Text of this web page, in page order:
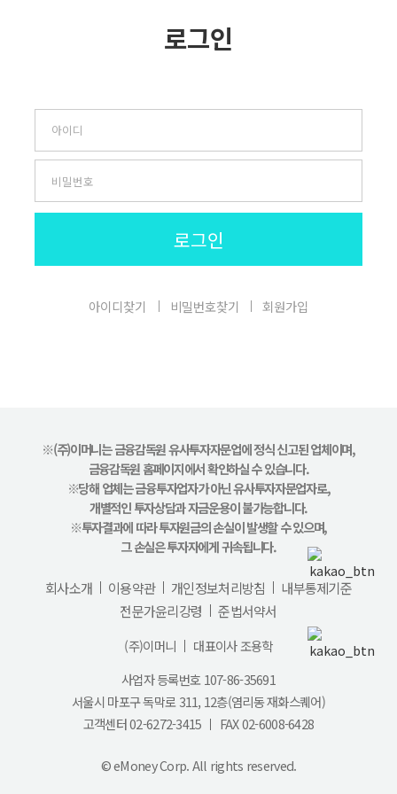
로그인
로그인
아이디찾기 비밀번호찾기 회원가입
※(주)이머니는 금융감독원 유사투자자문업에 정식 신고된 업체이며,
금융감독원 홈페이지에서 확인하실 수 있습니다.
※당해 업체는 금융투자업자가 아닌 유사투자자문업자로,
개별적인 투자상담과 자금운용이 불가능합니다.
※투자결과에 따라 투자원금의 손실이 발생할 수 있으며,
그 손실은 투자자에게 귀속됩니다.
회사소개 이용약관 개인정보처리방침
내부통제기준
전문가윤리강령
준법서약서
(주)이머니
대표이사 조용학
사업자 등록번호 107-86-35691
서울시 마포구 독막로 311, 12층(염리동 재화스퀘어)
고객센터02-6272-3415 FAX 02-6008-6428
© eMoney Corp. All rights reserved.